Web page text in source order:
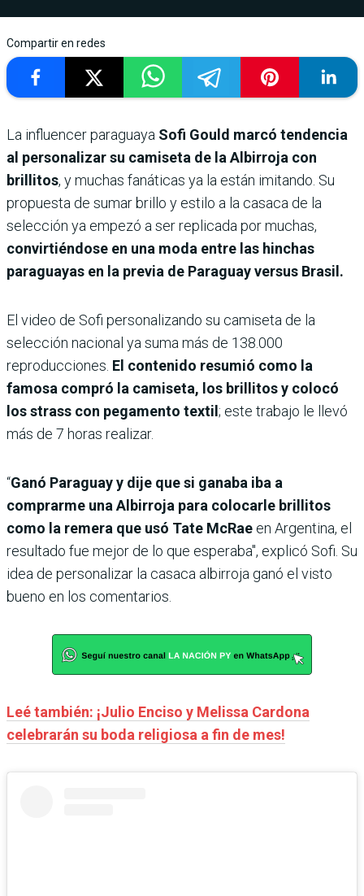
Compartir en redes
La influencer paraguaya Sofi Gould marcó tendencia
al personalizar su camiseta de la Albirroja con
brillitos, y muchas fanáticas ya la están imitando. Su
propuesta de sumar brillo y estilo a la casaca de la
selección ya empezó a ser replicada por muchas,
convirtiéndose en una moda entre las hinchas
paraguayas en la previa de Paraguay versus Brasil.
El video de Sofi personalizando su camiseta de la
selección nacional ya suma más de 138.000
reproducciones. El contenido resumió como la
famosa compró la camiseta, los brillitos y colocó
los strass con pegamento textil ; este trabajo le llevó
más de 7 horas realizar.
“Ganó Paraguay y dije que si ganaba iba a
comprarme una Albirroja para colocarle brillitos
como la remera que usó Tate McRae en Argentina, el
resultado fue mejor de lo que esperaba", explicó Sofi. Su
idea de personalizar la casaca albirroja ganó el visto
bueno en los comentarios.
Leé también: ¡Julio Enciso y Melissa Cardona
celebrarán su boda religiosa a fin de mes!